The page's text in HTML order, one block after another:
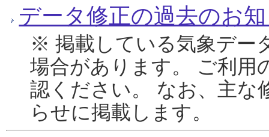
データ修正の過去のお
※ 掲載している気象デー
場合があります。 ご利用
認ください。 なお、主な
らせに掲載します。